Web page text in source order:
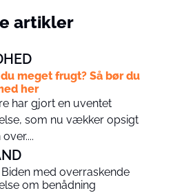
artikler
meget frugt? Så bør du
her
har gjort en uventet
som nu vækker opsigt
med overraskende
om benådning